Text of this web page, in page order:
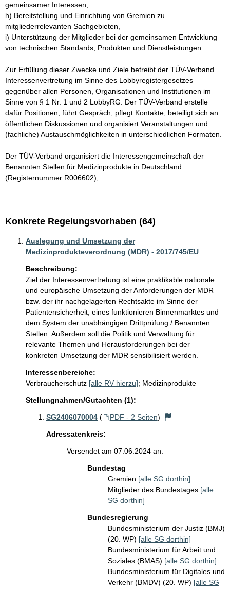
gemeinsamer Interessen,
h) Bereitstellung und Einrichtung von Gremien zu
mitgliederrelevanten Sachgebieten,
i) Unterstützung der Mitglieder bei der gemeinsamen Entwicklung
von technischen Standards, Produkten und Dienstleistungen.
Zur Erfüllung dieser Zwecke und Ziele betreibt der TÜV-Verband
Interessenvertretung im Sinne des Lobbyregistergesetzes
gegenüber allen Personen, Organisationen und Institutionen im
Sinne von § 1 Nr. 1 und 2 LobbyRG. Der TÜV-Verband erstelle
dafür Positionen, führt Gespräch, pflegt Kontakte, beteiligt sich an
öffentlichen Diskussionen und organisiert Veranstaltungen und
(fachliche) Austauschmöglichkeiten in unterschiedlichen Formaten.
Der TÜV-Verband organisiert die Interessengemeinschaft der
Benannten Stellen für Medizinprodukte in Deutschland
(Registernummer R006602), ...
Konkrete Regelungsvorhaben (64)
Auslegung und Umsetzung der
Medizinprodukteverordnung (MDR) - 2017/745/EU
Beschreibung:
Ziel der Interessenvertretung ist eine praktikable nationale
und europäische Umsetzung der Anforderungen der MDR
bzw. der ihr nachgelagerten Rechtsakte im Sinne der
Patientensicherheit, eines funktionieren Binnenmarktes und
dem System der unabhängigen Drittprüfung / Benannten
Stellen. Außerdem soll die Politik und Verwaltung für
relevante Themen und Herausforderungen bei der
konkreten Umsetzung der MDR sensibilisiert werden.
Interessenbereiche:
Verbraucherschutz [alle RV hierzu]; Medizinprodukte
Stellungnahmen/Gutachten (1):
SG2406070004 ( PDF - 2 Seiten)
Adressatenkreis:
Versendet am 07.06.2024 an:
Bundestag
Gremien [alle SG dorthin]
Mitglieder des Bundestages [alle
SG dorthin]
Bundesregierung
Bundesministerium der Justiz (BMJ)
(20. WP) [alle SG dorthin]
Bundesministerium für Arbeit und
Soziales (BMAS) [alle SG dorthin]
Bundesministerium für Digitales und
Verkehr (BMDV) (20. WP) [alle SG